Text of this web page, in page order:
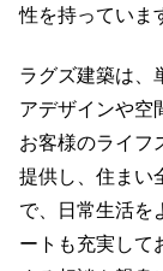
性を持っていま
ラグズ建築は、
アデザインや空
お客様のライフ
提供し、住まい
で、日常生活を
ートも充実して